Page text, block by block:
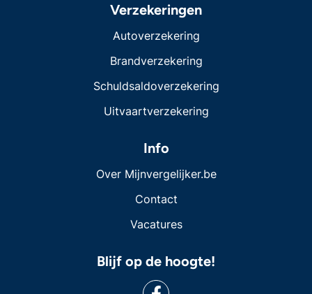
Verzekeringen
Autoverzekering
Brandverzekering
Schuldsaldoverzekering
Uitvaartverzekering
Info
Over Mijnvergelijker.be
Contact
Vacatures
Blijf op de hoogte!